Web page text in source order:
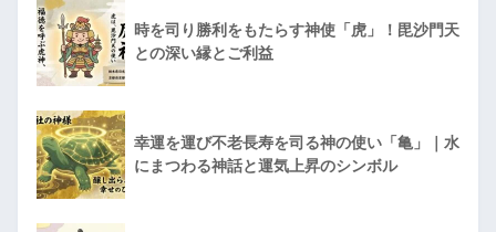
時を司り勝利をもたらす神使「虎」！毘沙門天
との深い縁とご利益
幸運を運び不老長寿を司る神の使い「亀」｜水
にまつわる神話と運気上昇のシンボル